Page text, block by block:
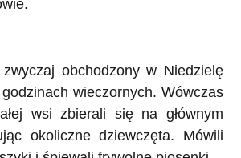
zwyczaj obchodzony w Niedzielę
wieczornych. Wówczas
wsi zbierali się na głównym
okoliczne dziewczęta. Mówili